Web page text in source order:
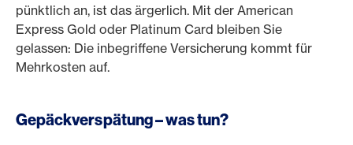
pünktlich an, ist das ärgerlich. Mit der American
Express Gold oder Platinum Card bleiben Sie
gelassen: Die inbegriffene Versicherung kommt für
Mehrkosten auf.
Gepäckverspätung – was tun?